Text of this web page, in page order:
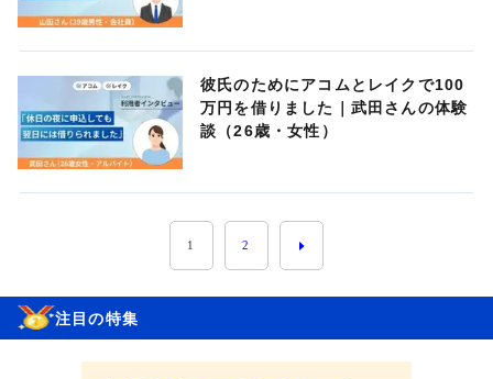
彼氏のためにアコムとレイクで100
万円を借りました｜武田さんの体験
談（26歳・女性）
1 2
注目の特集